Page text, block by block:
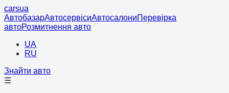
carsua
АвтобазарАвтосервісиАвтосалониПеревірка
автоРозмитнення авто
UA
RU
Знайти авто
☰